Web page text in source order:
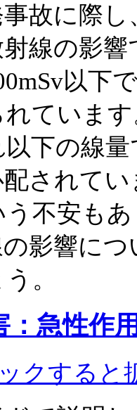
故に際
線の影
以下
ていま
下の線
されて
不安も
影響に
。
：急性作